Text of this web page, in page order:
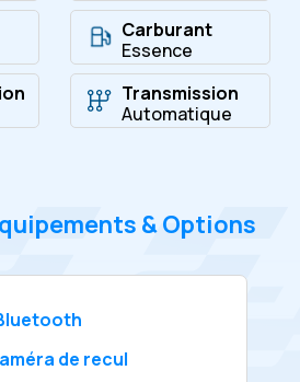
Carburant
Essence
Transmission
Automatique
& Options
de recul